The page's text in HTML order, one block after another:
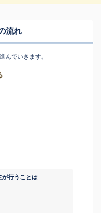
流れ
んでいきます。
が行うことは